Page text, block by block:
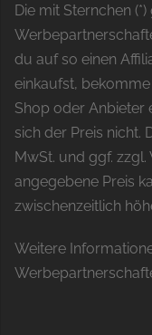
Die mit Sternchen
du auf so einen
einkaufst,
Shop oder Anbieter
sich der Preis nicht.
MwSt. und ggf. zzgl.
angegebene Preis
zwischenzeitlich
Weitere